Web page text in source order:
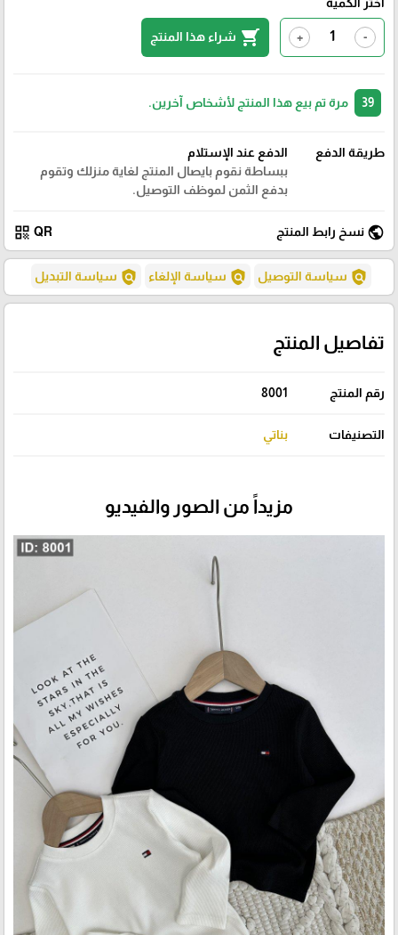
-
+
shopping_cart شراء هذا المنتج
مرة تم بيع هذا المنتج لأشخاص آخرين.
طريقة الدفع
الدفع عند الإستلام
ببساطة نقوم بايصال المنتج لغاية منزلك وتقوم
بدفع الثمن لموظف التوصيل.
public نسخ رابط المنتج QR
qr_code
policy سياسة التوصيل policy سياسة الإلغاء policy سياسة التبديل
تفاصيل المنتج
رقم المنتج 8001
التصنيفات بناتي
مزيداً من الصور والفيديو